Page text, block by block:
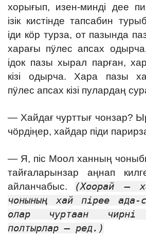
хорығып, изен-минді дее
ізік кистінде тапсабин
іди кӧр турза, от пазында
харағы пӱлес апсах
ідок пазы хырал парған,
кізі одырча. Хара пазы
пӱлес апсах кізі пулардаң
— Хайдағ чурттығ чонзар?
чӧрдіңер, хайдар піди
— Я, піс Моол ханның
тайғаларынзар аңнап
айланчабыс.
(Хоорай —
чонының хай пірее ада-
олар чуртаан
полтырлар — ред.)